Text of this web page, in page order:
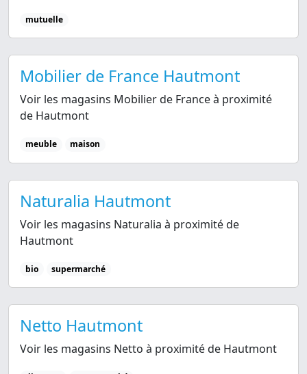
mutuelle
Mobilier de France Hautmont
Voir les magasins Mobilier de France à proximité
de Hautmont
meuble maison
Naturalia Hautmont
Voir les magasins Naturalia à proximité de
Hautmont
bio supermarché
Netto Hautmont
Voir les magasins Netto à proximité de Hautmont